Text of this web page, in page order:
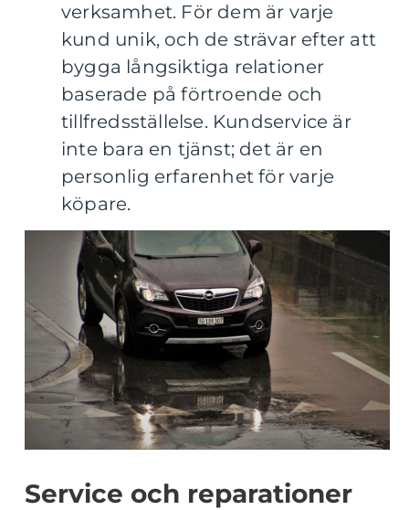
verksamhet. För dem är varje
kund unik, och de strävar efter att
bygga långsiktiga relationer
baserade på förtroende och
tillfredsställelse. Kundservice är
inte bara en tjänst; det är en
personlig erfarenhet för varje
köpare.
Service och reparationer